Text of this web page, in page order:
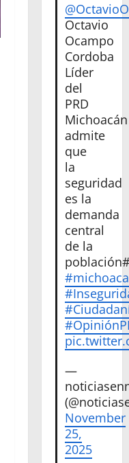
Octavio
Ocampo
Cordoba
Líder
del
PRD
Michoacán
admite
que
la
seguridad
es la
demanda
central
de la
—
November
25,
2025